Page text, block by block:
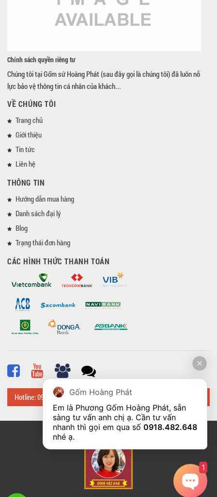
Chính sách quyền riêng tư
Chúng tôi tại Gốm sứ Hoàng Phát (sau đây gọi là chúng tôi) đã luôn nỗ
lực bảo vệ thông tin cá nhân của khách...
VỀ CHÚNG TÔI
Trang chủ
Giới thiệu
Tin tức
Liên hệ
THÔNG TIN
Hướng dẫn mua hàng
Danh sách đại lý
Blog
Trạng thái đơn hàng
CÁC HÌNH THỨC THANH TOÁN
Hotline: 0918 482 648
© Bản quyền thuộc về
Gốm Hoàng Phát
Em là Phương Gốm Hoàng Phát, sẵn
sàng tư vấn anh chị ạ. Cần tư vấn
nhanh thì gọi em qua số 0918.482.648
nhé ạ.
1